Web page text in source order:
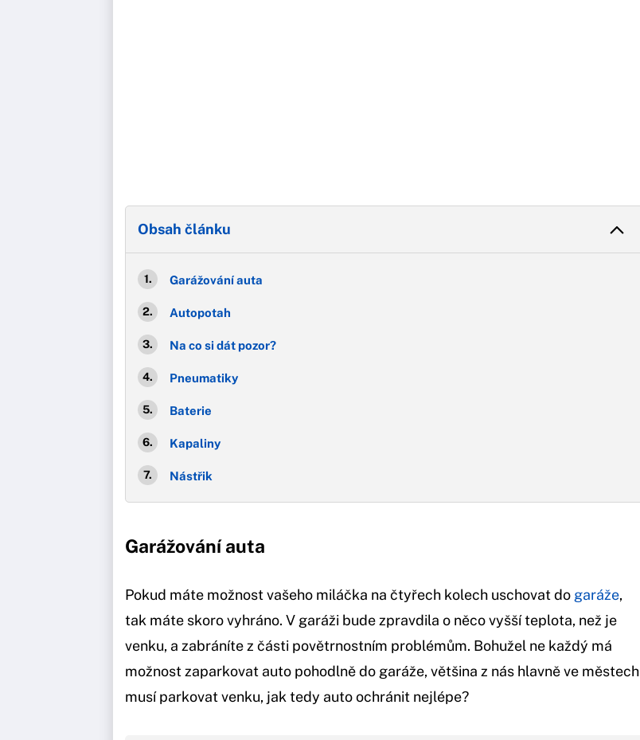
Obsah článku
Garážování auta
Autopotah
Na co si dát pozor?
Pneumatiky
Baterie
Kapaliny
Nástřik
Garážování auta
Pokud máte možnost vašeho miláčka na čtyřech kolech uschovat do garáže,
tak máte skoro vyhráno. V garáži bude zpravdila o něco vyšší teplota, než je
venku, a zabráníte z části povětrnostním problémům. Bohužel ne každý má
možnost zaparkovat auto pohodlně do garáže, většina z nás hlavně ve městech
musí parkovat venku, jak tedy auto ochránit nejlépe?